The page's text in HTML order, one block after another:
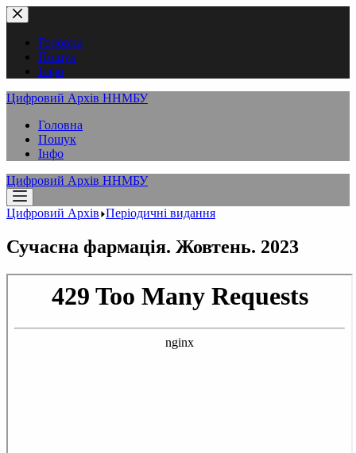
Перейти
до
вмістуГоловна
Пошук
Інфо
Цифровий Архів ННМБУ
Головна
Пошук
Інфо
Цифровий Архів ННМБУ
Цифровий Архів Періодичні видання
Сучасна фармація. Жовтень. 2023